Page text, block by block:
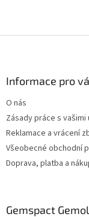
Informace pro
O nás
Zásady práce s vašimi
Reklamace a vrácení
Všeobecné obchodní
Doprava, platba a
Gemspact